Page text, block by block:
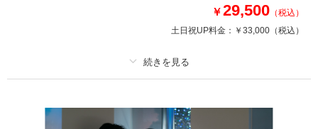
撮影日の空き
を確認する
￥29,500 （税込）
土日祝UP料金： ￥33,000 （税込）
撮影料 新婦衣装1着